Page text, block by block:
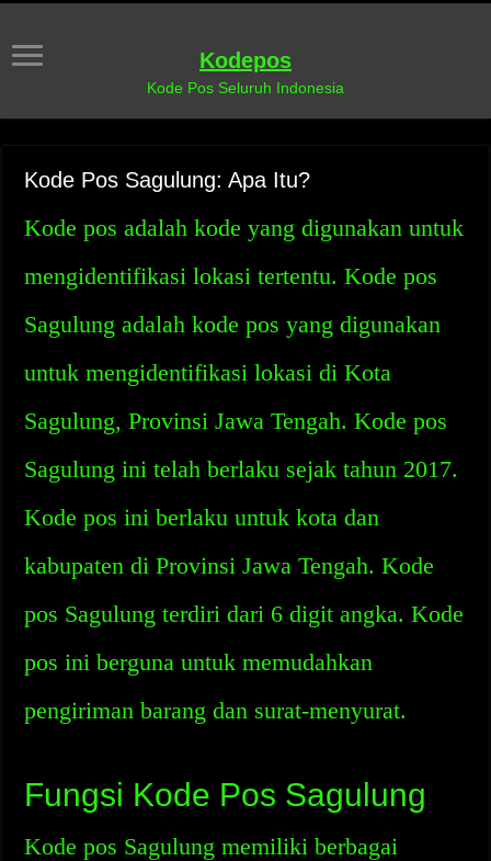
Kodepos
Kode Pos Seluruh Indonesia
Kode Pos Sagulung: Apa Itu?
Kode pos adalah kode yang digunakan untuk
mengidentifikasi lokasi tertentu. Kode pos
Sagulung adalah kode pos yang digunakan
untuk mengidentifikasi lokasi di Kota
Sagulung, Provinsi Jawa Tengah. Kode pos
Sagulung ini telah berlaku sejak tahun 2017.
Kode pos ini berlaku untuk kota dan
kabupaten di Provinsi Jawa Tengah. Kode
pos Sagulung terdiri dari 6 digit angka. Kode
pos ini berguna untuk memudahkan
pengiriman barang dan surat-menyurat.
Fungsi Kode Pos Sagulung
Kode pos Sagulung memiliki berbagai